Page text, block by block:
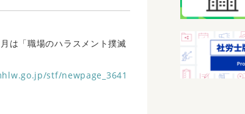
は「職場のハラスメント撲滅
stf/newpage_3641